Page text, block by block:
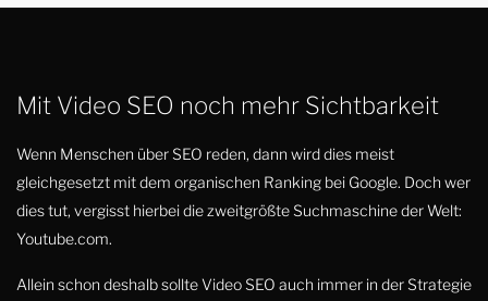
Mit Video SEO noch mehr Sichtbarkeit
Wenn Menschen über SEO reden, dann wird dies meist
gleichgesetzt mit dem organischen Ranking bei Google. Doch wer
dies tut, vergisst hierbei die zweitgrößte Suchmaschine der Welt:
Youtube.com.
Allein schon deshalb sollte Video SEO auch immer in der Strategie